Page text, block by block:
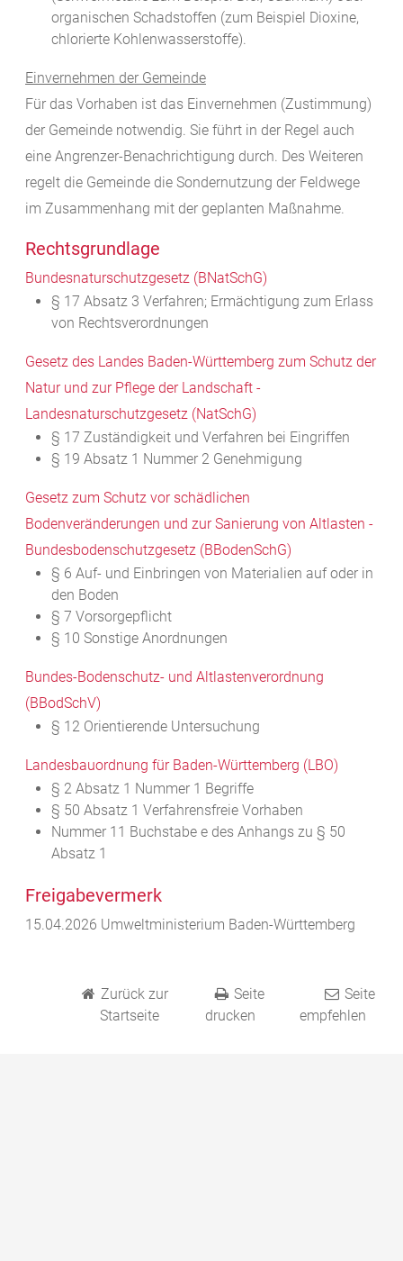
organischen Schadstoffen (zum Beispiel Dioxine,
chlorierte Kohlenwasserstoffe).
Einvernehmen der Gemeinde
Für das Vorhaben ist das Einvernehmen (Zustimmung)
der Gemeinde notwendig. Sie führt in der Regel auch
eine Angrenzer-Benachrichtigung durch. Des Weiteren
regelt die Gemeinde die Sondernutzung der Feldwege
im Zusammenhang mit der geplanten Maßnahme.
Rechtsgrundlage
Bundesnaturschutzgesetz (BNatSchG)
§ 17 Absatz 3 Verfahren; Ermächtigung zum Erlass
von Rechtsverordnungen
Gesetz des Landes Baden-Württemberg zum Schutz der
Natur und zur Pflege der Landschaft -
Landesnaturschutzgesetz (NatSchG)
§ 17 Zuständigkeit und Verfahren bei Eingriffen
§ 19 Absatz 1 Nummer 2 Genehmigung
Gesetz zum Schutz vor schädlichen
Bodenveränderungen und zur Sanierung von Altlasten -
Bundesbodenschutzgesetz (BBodenSchG)
§ 6 Auf- und Einbringen von Materialien auf oder in
den Boden
§ 7 Vorsorgepflicht
§ 10 Sonstige Anordnungen
Bundes-Bodenschutz- und Altlastenverordnung
(BBodSchV)
§ 12 Orientierende Untersuchung
Landesbauordnung für Baden-Württemberg (LBO)
§ 2 Absatz 1 Nummer 1 Begriffe
§ 50 Absatz 1 Verfahrensfreie Vorhaben
Nummer 11 Buchstabe e des Anhangs zu § 50
Absatz 1
Freigabevermerk
15.04.2026 Umweltministerium Baden-Württemberg
Zurück zur
Startseite
Seite
drucken
Seite
empfehlen